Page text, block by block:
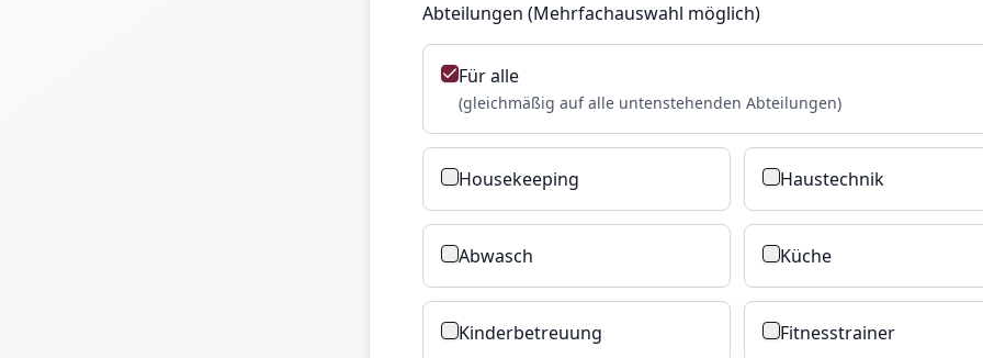
Abteilungen (Mehrfachauswahl möglich)
Für alle
(gleichmäßig auf alle untenstehenden Abteilungen)
Housekeeping Haustechnik
Abwasch Küche
Kinderbetreuung Fitnesstrainer